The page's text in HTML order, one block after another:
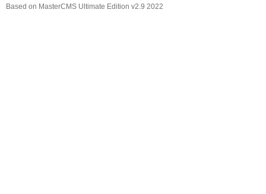
Based on MasterCMS Ultimate Edition v2.9 2022